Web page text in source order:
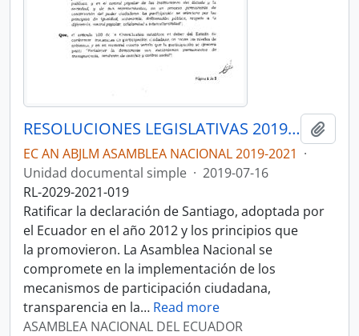
RESOLUCIONES LEGISLATIVAS 2019-2021
EC AN ABJLM ASAMBLEA NACIONAL 2019-2021 ·
Unidad documental simple · 2019-07-16
RL-2029-2021-019
Ratificar la declaración de Santiago, adoptada por
el Ecuador en el año 2012 y los principios que
la promovieron. La Asamblea Nacional se
compromete en la implementación de los
mecanismos de participación ciudadana,
transparencia en la… Read more
ASAMBLEA NACIONAL DEL ECUADOR